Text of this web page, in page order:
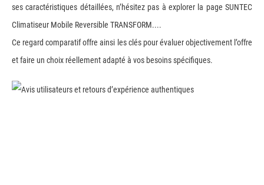
ses caractéristiques détaillées, n’hésitez pas à explorer la page SUNTEC
Climatiseur Mobile Reversible TRANSFORM....
Ce regard comparatif offre ainsi les clés pour évaluer objectivement l’offre
et faire un choix réellement adapté à vos besoins spécifiques.